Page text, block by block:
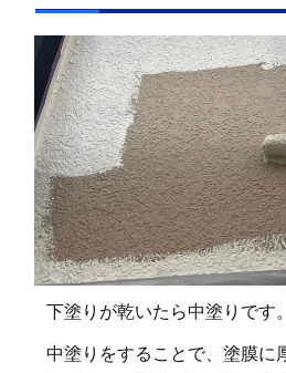
下塗りが乾いたら中塗りです。
中塗りをすることで、塗膜に